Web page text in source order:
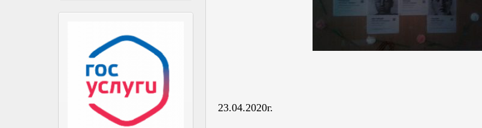
23.04.2020г.